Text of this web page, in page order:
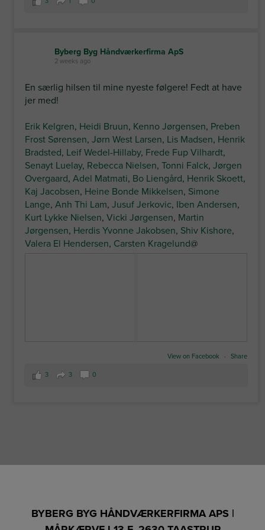
Byberg Byg Håndværkerfirma ApS
2 weeks ago
En særlig hilsen til mine nyeste følgere! Fedt at have
jer med!
Erik Kelgren, Heidi Bruun, Kenno Jørgensen, Preben
Frost Sørensen,Jørn West Larsen, Lis Madsen, Henrik
Bradsted, Leif Wedel-Hillaby, Frede Fup Vilhardt,
Senayt Luelay, Rebecca Nielsen,Tonni Falck,Jørgen
Overgaard,Adel Matmati, Bo Liengård, Henrik Skoett,
Kaj Jacobsen, Heine Bonde Mikkelsen, Simone
Lange,Anh Thi Lam,Jusuf Jerkovic, Iben Andersen,
Kurt Lykke Nielsen,Vicki Jørgensen, Martin
Jørgensen, Herdis Yvonne Jakobsen, Shiv Kishore,
Valera El Hendersen, Carsten Kragelund@
View on Facebook · Share
3 3 0
BYBERG BYG HÅNDVÆRKERFIRMA APS |